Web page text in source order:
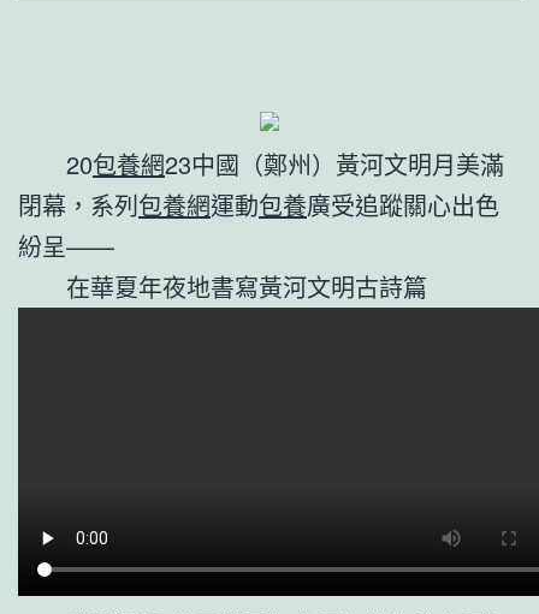
20包養網23中國（鄭州）黃河文明月美滿
閉幕，系列包養網運動包養廣受追蹤關心出色
紛呈——
在華夏年夜地書寫黃河文明古詩篇